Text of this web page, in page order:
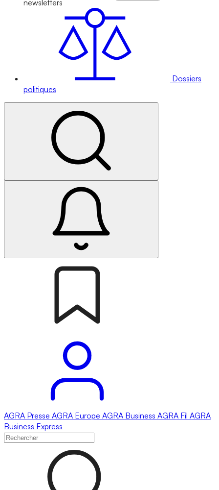
newsletters
Dossiers
politiques
AGRA Presse AGRA Europe AGRA Business AGRA Fil AGRA
Business Express